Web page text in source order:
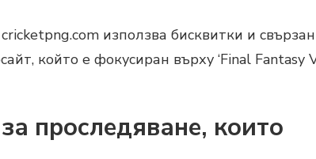
използва бисквитки и
който е фокусиран върху ‘Final Fantasy
проследяване, които